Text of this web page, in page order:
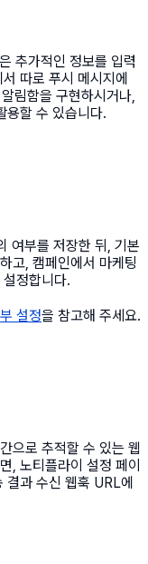
추가적인 정보를 입력
따로 푸시 메시지에
림함을 구현하시거나,
용할 수 있습니다.
여부를 저장한 뒤, 기본
고, 캠페인에서 마케팅
정합니다.
설정을 참고해 주세요.
으로 추적할 수 있는 웹
, 노티플라이 설정 페이
과 수신 웹훅 URL에